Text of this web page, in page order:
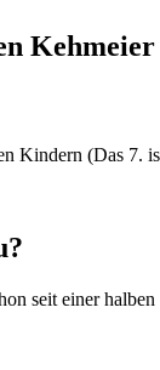
Kindern (Das
seit einer